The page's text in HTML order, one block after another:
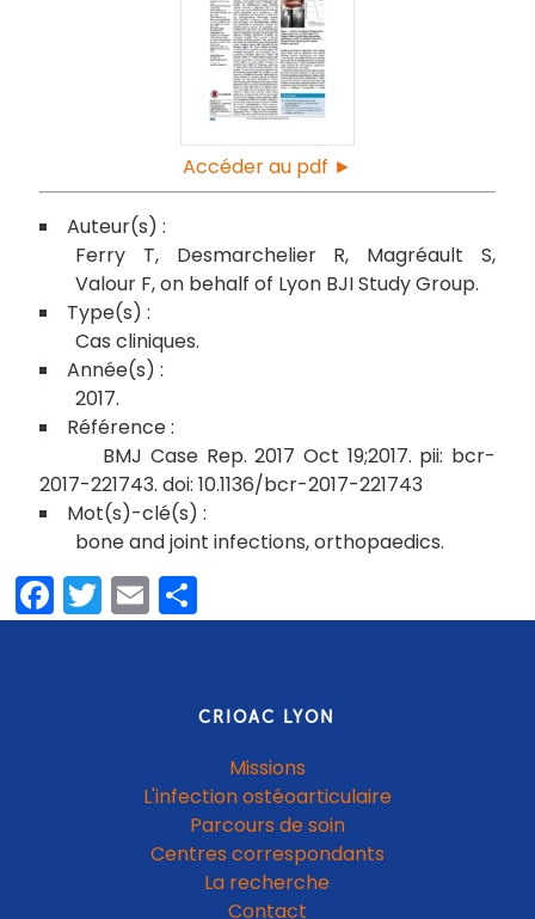
Accéder au pdf ►
Ferry T Desmarchelier R
Magréault S
Valour F on behalf of Lyon BJI Study Group
Cas cliniques
2017
BMJ Case Rep. 2017 Oct 19;2017. pii: bcr-
2017-221743. doi: 10.1136/bcr-2017-221743
bone and joint infections orthopaedics
Facebook
Twitter
EmailPartager
CRIOAC LYON
Missions
L'infection ostéoarticulaire
Parcours de soin
Centres correspondants
La recherche
Contact